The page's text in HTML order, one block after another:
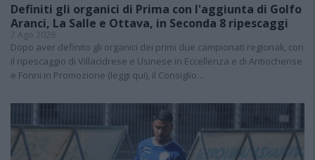
Definiti gli organici di Prima con l'aggiunta di Golfo
Aranci, La Salle e Ottava, in Seconda 8 ripescaggi
7 Ago 2026
Dopo aver definito gli organici dei primi due campionati regionali, con
il ripescaggio di Villacidrese e Usinese in Eccellenza e di Antiochense
e Fonni in Promozione (leggi qui), il Consiglio…